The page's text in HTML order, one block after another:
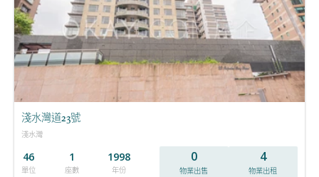
淺水灣道23號
淺水灣
46
單位
1
座數
1998
年份
0
物業出售
4
物業出租